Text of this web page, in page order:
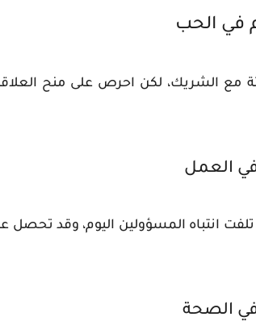
في الحب
مع الشريك، لكن احرص على منح
العمل
انتباه المسؤولين اليوم، وقد
في الصحة